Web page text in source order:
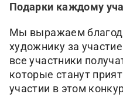
Подарки каждому
Мы выражаем
художнику за
все участники
которые станут
участии в этом